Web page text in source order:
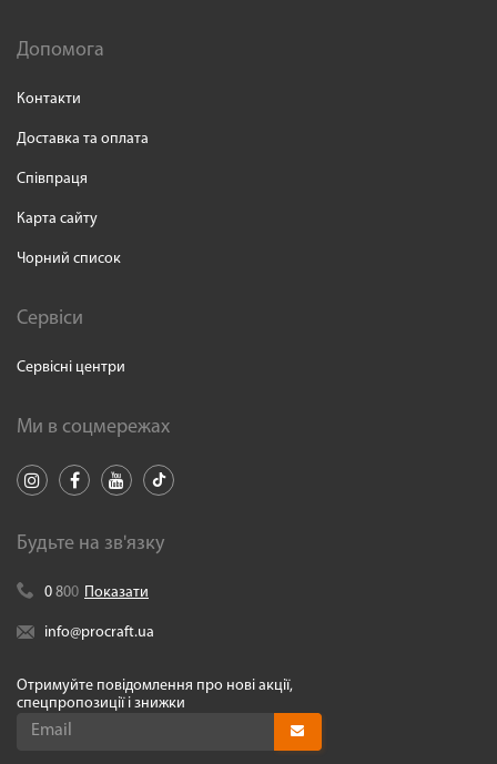
Допомога
Контакти
Доставка та оплата
Співпраця
Карта сайту
Чорний список
Сервіси
Сервісні центри
Ми в соцмережах
Будьте на зв'язку
0 800 Показати
info@procraft.ua
Отримуйте повідомлення про нові акції,
спецпропозиції і знижки